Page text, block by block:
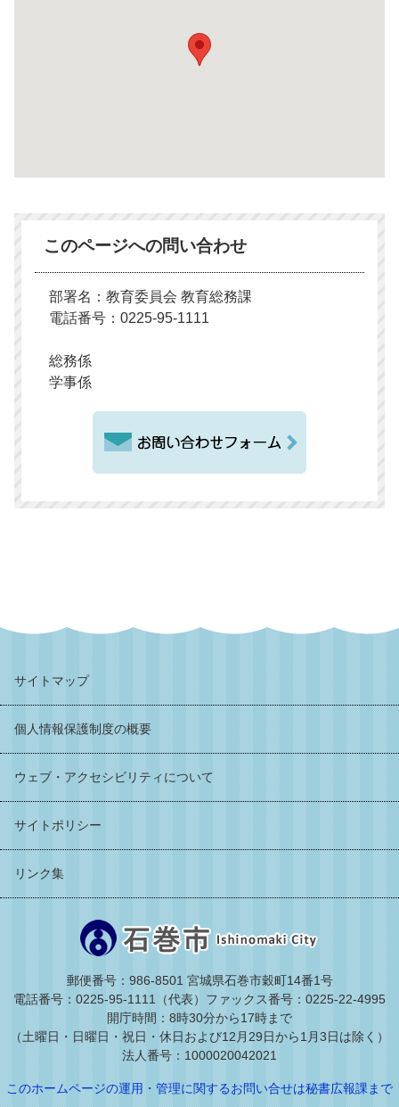
このページへの問い合わせ
部署名：教育委員会 教育総務課
電話番号：0225-95-1111
総務係
学事係
サイトマップ
個人情報保護制度の概要
ウェブ・アクセシビリティについて
サイトポリシー
リンク集
郵便番号：986-8501 宮城県石巻市穀町14番1号
電話番号：0225-95-1111（代表） ファックス番号：0225-22-4995
開庁時間：8時30分から17時まで
（土曜日・日曜日・祝日・休日および12月29日から1月3日は除く）
法人番号：1000020042021
このホームページの運用・管理に関するお問い合せは秘書広報課まで